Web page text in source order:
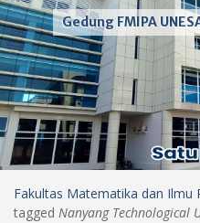
Gedung FMIPA
Fakultas Matematika dan Ilmu
tagged Nanyang Technological